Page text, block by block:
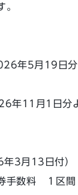
。
年5月19日分
年11月1日分
年3月13日付）
手数料 １区間